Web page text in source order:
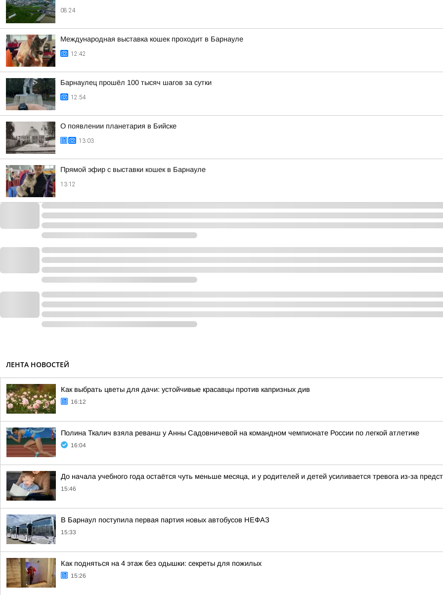
08:24
Международная выставка кошек проходит в Барнауле
12:42
Барнаулец прошёл 100 тысяч шагов за сутки
12:54
О появлении планетария в Бийске
13:03
Прямой эфир с выставки кошек в Барнауле
13:12
ЛЕНТА НОВОСТЕЙ
Как выбрать цветы для дачи: устойчивые красавцы против капризных див
16:12
Полина Ткалич взяла реванш у Анны Садовничевой на командном чемпионате России по легкой атлетике
16:04
До начала учебного года остаётся чуть меньше месяца, и у родителей и детей усиливается тревога из-за
15:46
В Барнаул поступила первая партия новых автобусов НЕФАЗ
15:33
Как подняться на 4 этаж без одышки: секреты для пожилых
15:26